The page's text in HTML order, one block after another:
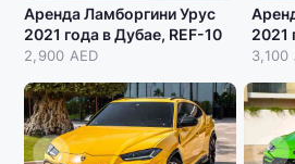
Аренда Ламборгини Урус
2021 года в Дубае, REF-10
2,900 AED
2021
3,100